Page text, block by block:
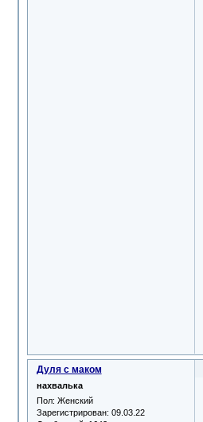
Дуля с маком
нахвалька
Пол: Женский
Зарегистрирован: 09.03.22